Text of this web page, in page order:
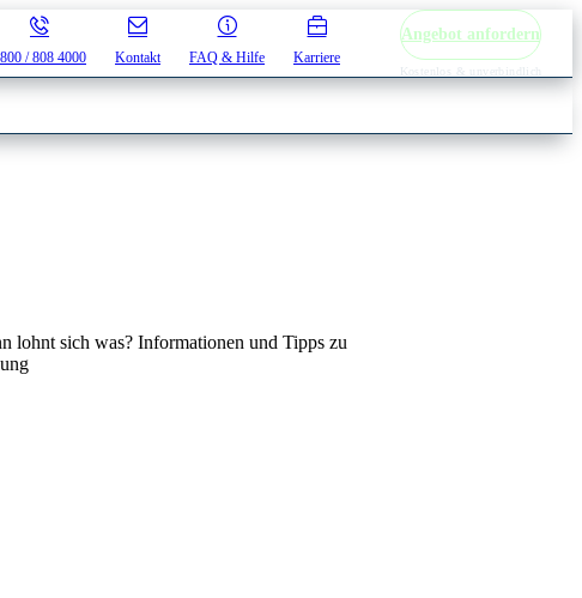
/ 808 4000 Kontakt FAQ & Hilfe Karriere
Angebot anfordern
Kostenlos & unverbindlich
lohnt sich was? Informationen und Tipps zu